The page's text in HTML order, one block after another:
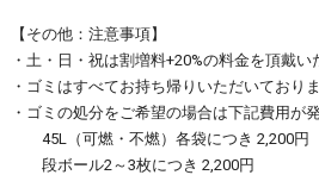
【その他：注意事項】
・土・日・祝は割増料+20%の料金を頂戴い
・ゴミはすべてお持ち帰りいただいておりま
・ゴミの処分をご希望の場合は下記費用が
45L（可燃・不燃）各袋につき 2,200円
段ボール2～3枚につき 2,200円